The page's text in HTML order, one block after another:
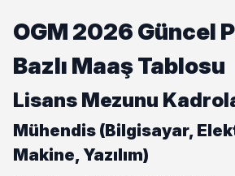
OGM 2026 Güncel
Bazlı Maaş Tablosu
Lisans Mezunu
Mühendis (Bilgisayar,
Makine, Yazılım)